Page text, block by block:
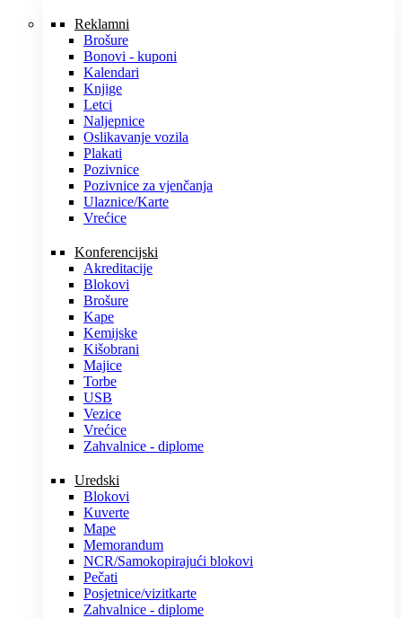
Reklamni
Brošure
Bonovi - kuponi
Kalendari
Knjige
Letci
Naljepnice
Oslikavanje vozila
Plakati
Pozivnice
Pozivnice za vjenčanja
Ulaznice/Karte
Vrećice
Konferencijski
Akreditacije
Blokovi
Brošure
Kape
Kemijske
Kišobrani
Majice
Torbe
USB
Vezice
Vrećice
Zahvalnice - diplome
Uredski
Blokovi
Kuverte
Mape
Memorandum
NCR/Samokopirajući blokovi
Pečati
Posjetnice/vizitkarte
Zahvalnice - diplome